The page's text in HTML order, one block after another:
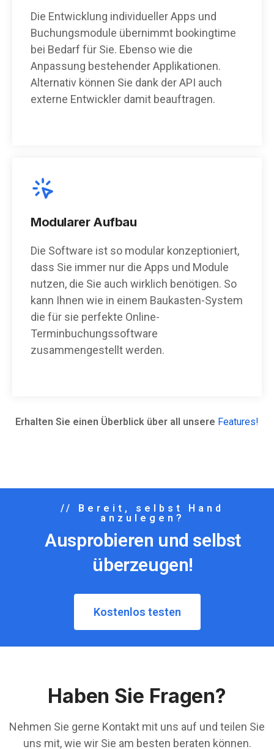
Die Entwicklung individueller Apps und
Buchungsmodule übernimmt bookingtime
bei Bedarf für Sie. Ebenso wie die
Anpassung bestehender Applikationen.
Alternativ können Sie dank der API auch
externe Entwickler damit beauftragen.
Modularer Aufbau
Die Software ist so modular konzeptioniert,
dass Sie immer nur die Apps und Module
nutzen, die Sie auch wirklich benötigen. So
kann Ihnen wie in einem Baukasten-System
die für sie perfekte Online-
Terminbuchungssoftware
zusammengestellt werden.
Erhalten Sie einen Überblick über all unsere Features!
// Bereit, selbst Hand
anzulegen?
Ausprobieren und selbst
überzeugen!
Kostenlos testen
Haben Sie Fragen?
Nehmen Sie gerne Kontakt mit uns auf und teilen Sie
uns mit, wie wir Sie am besten beraten können.